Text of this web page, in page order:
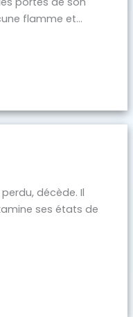
flamme et...
décède. Il
ses états de